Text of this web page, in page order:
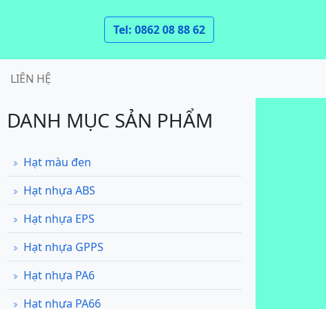
Tel: 0862 08 88 62
LIÊN HỆ
DANH MỤC SẢN PHẨM
Hạt màu đen
Hạt nhựa ABS
Hạt nhựa EPS
Hạt nhựa GPPS
Hạt nhựa PA6
Hạt nhựa PA66